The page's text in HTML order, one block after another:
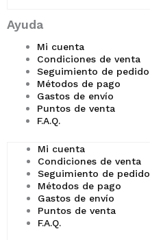
Ayuda
Mi cuenta
Condiciones de venta
Seguimiento de pedido
Métodos de pago
Gastos de envío
Puntos de venta
F.A.Q.
Mi cuenta
Condiciones de venta
Seguimiento de pedido
Métodos de pago
Gastos de envío
Puntos de venta
F.A.Q.